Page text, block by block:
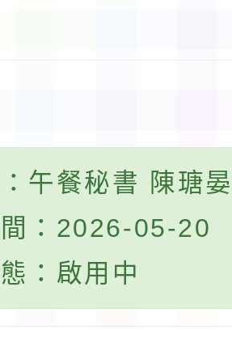
午餐秘書 陳瑭
：2026-05-20
：啟用中